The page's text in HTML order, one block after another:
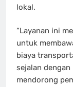
lokal.
“Layanan ini
untuk
biaya
sejalan
mendorong